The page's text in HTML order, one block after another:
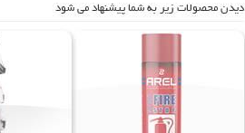
دیدن محصولات زیر به شما پیشنهاد می شود